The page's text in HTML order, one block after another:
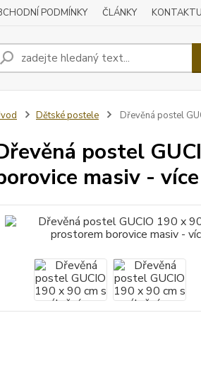
PODMÍNKY ČLÁNKY
Dětské postele Dřevěná postel
postel
masiv -